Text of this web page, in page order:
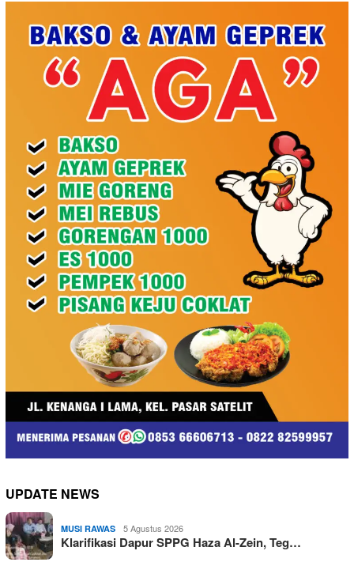
UPDATE NEWS
MUSI RAWAS 5 Agustus 2026
Klarifikasi Dapur SPPG Haza Al-Zein, Teg…